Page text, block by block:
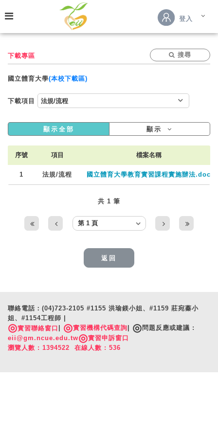
登入
下載專區 搜尋
國立體育大學(本校下載區)
下載項目
顯示全部 顯示
序號 項目 檔案名稱
1 法規/流程 國立體育大學教育實習課程實施辦法.doc
共 1 筆
返回
聯絡電話：(04)723-2105 #1155 洪瑜鎂小姐、#1159 莊宛蓁小
姐、#1154工程師 |
◎實習聯絡窗口 ◎實習機構代碼查詢 ◎ 問題反應或建議 :
eii@gm.ncue.edu.tw◎實習申訴窗口
瀏覽人數 : 1394522 在線人數 : 536